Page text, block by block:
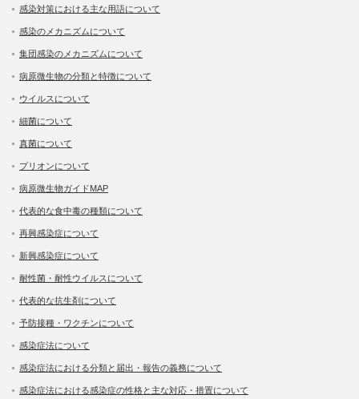
感染対策における主な用語について
感染のメカニズムについて
集団感染のメカニズムについて
病原微生物の分類と特徴について
ウイルスについて
細菌について
真菌について
プリオンについて
病原微生物ガイドMAP
代表的な食中毒の種類について
再興感染症について
新興感染症について
耐性菌・耐性ウイルスについて
代表的な抗生剤について
予防接種・ワクチンについて
感染症法について
感染症法における分類と届出・報告の義務について
感染症法における感染症の性格と主な対応・措置について